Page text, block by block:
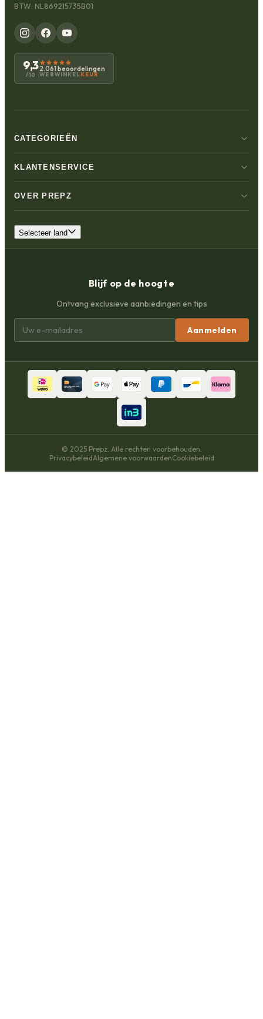
BTW: NL869215735B01
9,3
/10
2.061 beoordelingen
WEBWINKEL KEUR
CATEGORIEËN
KLANTENSERVICE
OVER PREPZ
Selecteer land
Blijf op de hoogte
Ontvang exclusieve aanbiedingen en tips
Aanmelden
© 2025 Prepz. Alle rechten voorbehouden.
PrivacybeleidAlgemene voorwaardenCookiebeleid